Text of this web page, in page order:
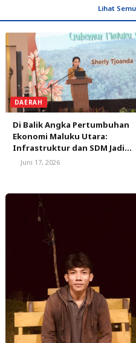
Lihat
DAERAH
Di Balik Angka Pertumbuhan
Ekonomi Maluku Utara:
Infrastruktur dan SDM Jadi
Kunci Pemerataan Manfaat
Juni 17, 2026